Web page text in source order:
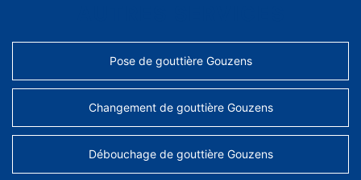
Pose de gouttière Gouzens
Changement de gouttière Gouzens
Débouchage de gouttière Gouzens